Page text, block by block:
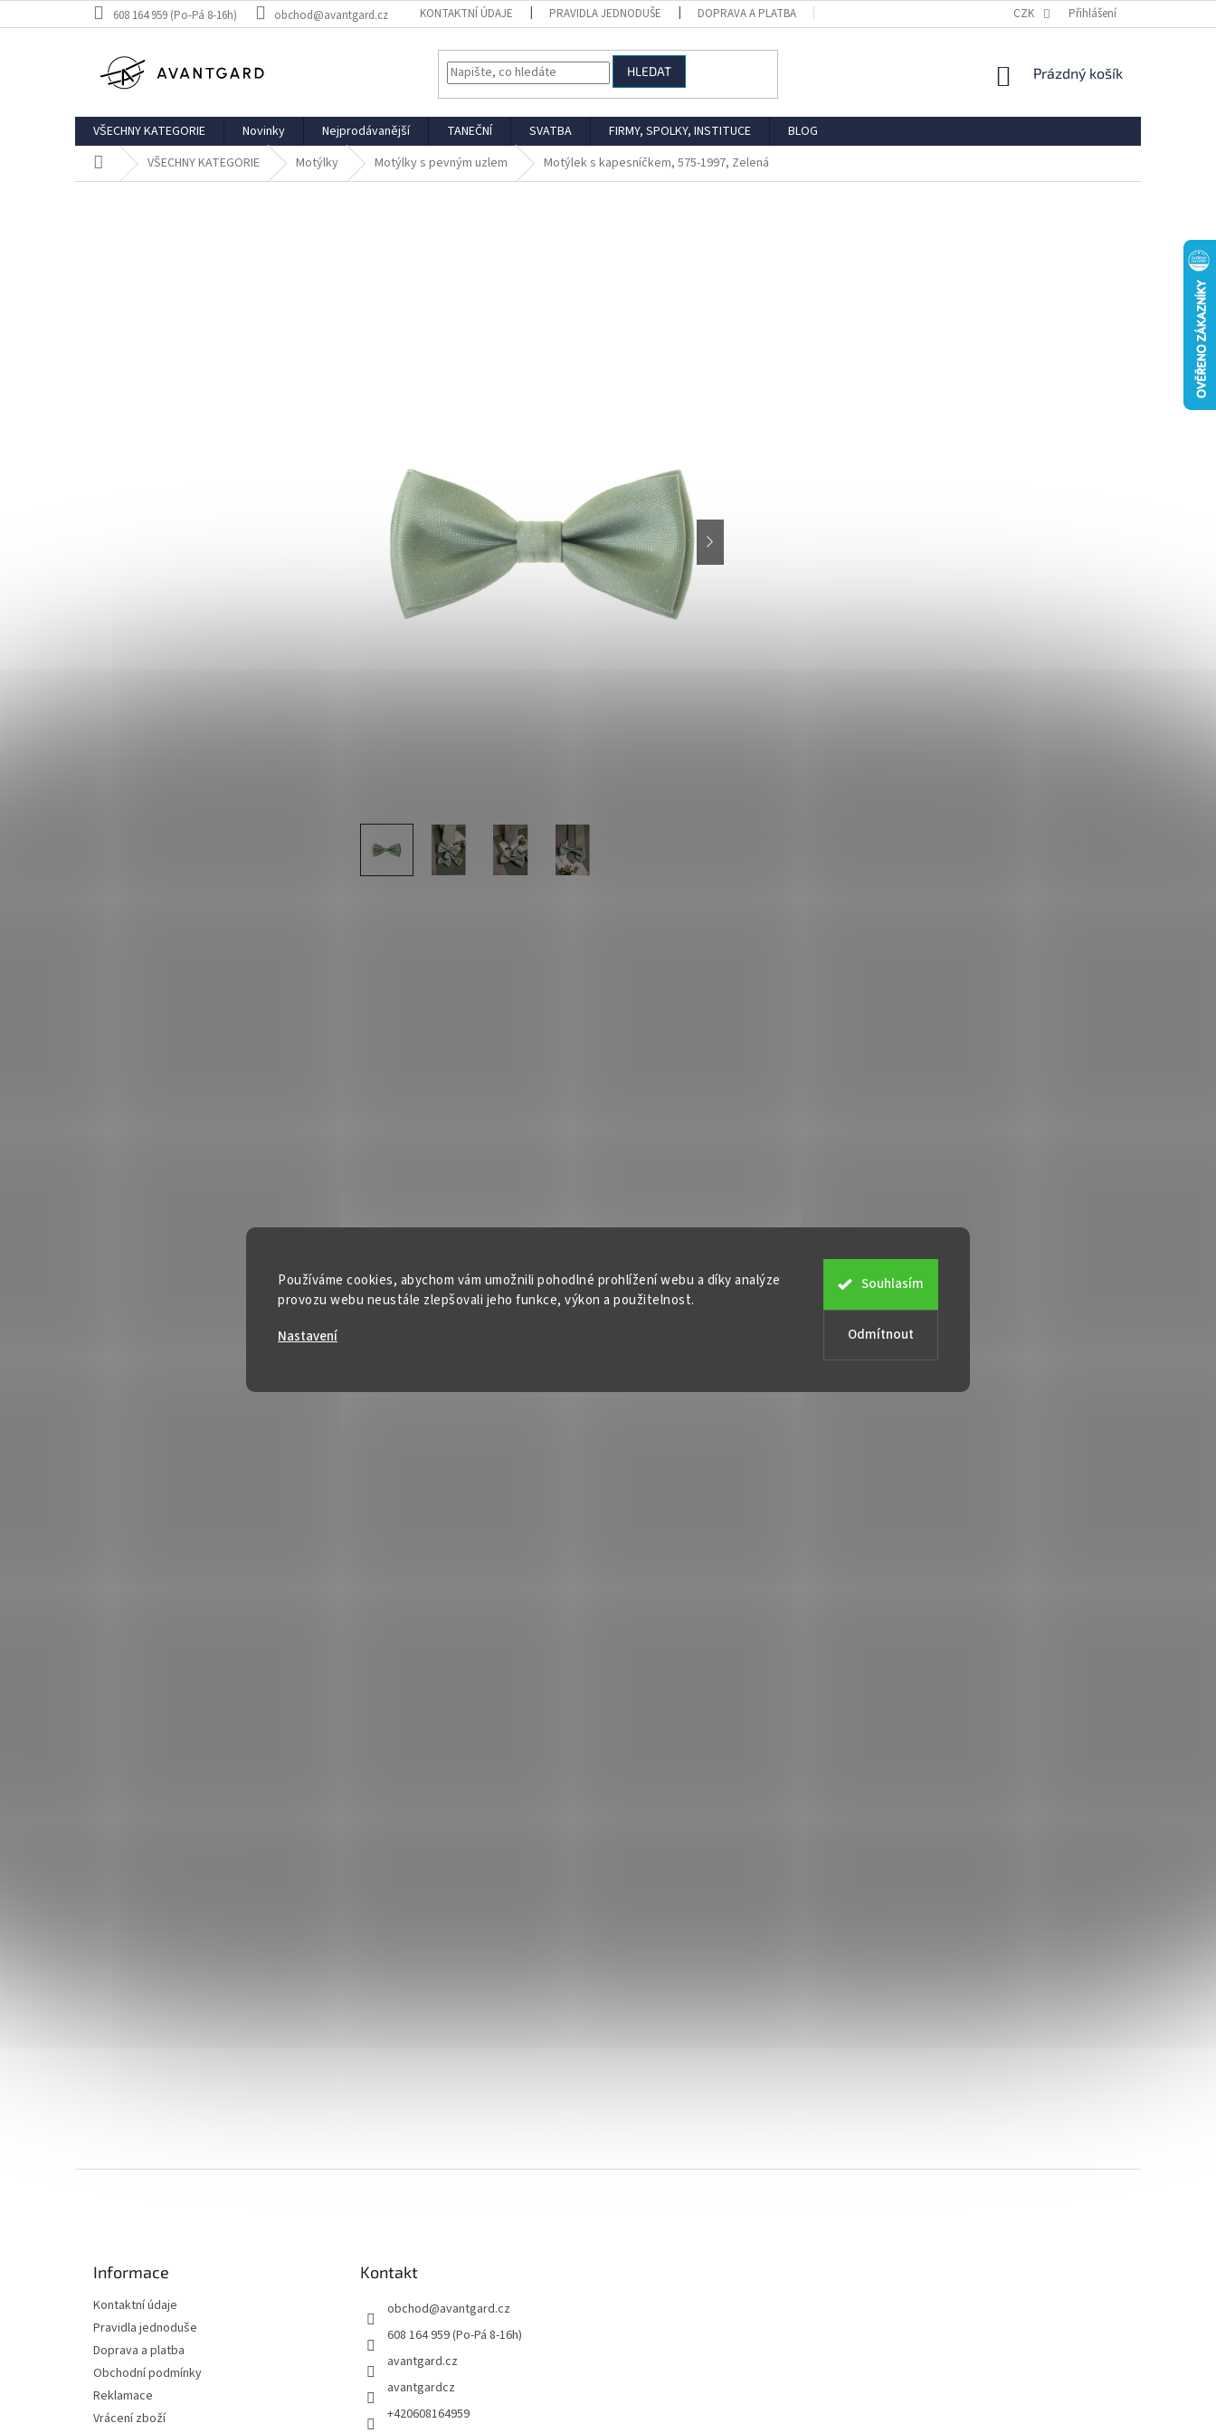
Používáme cookies, abychom vám umožnili pohodlné prohlížení webu a díky analýze
provozu webu neustále zlepšovali jeho funkce, výkon a použitelnost.
Nastavení
Odmítnout
Souhlasím
na
608 164 959 (Po-Pá 8-16h) obchod@avantgard.cz KONTAKTNÍ ÚDAJE PRAVIDLA JEDNODUŠE DOPRAVA A PLATBA REKLAMACE VRÁCENÍ ZBOŽÍ
CZK Přihlášení
HLEDAT
NÁKUPNÍ
Prázdný košík
VŠECHNY KATEGORIE Novinky Nejprodávanější TANEČNÍ SVATBA FIRMY, SPOLKY, INSTITUCE
BLOG
Domů VŠECHNY KATEGORIE Motýlky Motýlky s pevným uzlem Motýlek s kapesníčkem, 575-1997, Zelená
Informace
Kontaktní údaje
Pravidla jednoduše
Doprava a platba
Obchodní podmínky
Reklamace
Vrácení zboží
Kontakt
obchod@avantgard.cz
608 164 959 (Po-Pá 8-16h)
avantgard.cz
avantgardcz
+420608164959